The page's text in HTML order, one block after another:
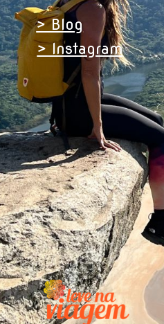
> Blog
> Instagram